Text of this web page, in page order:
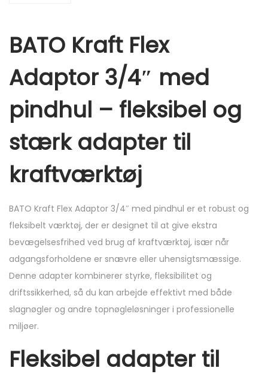
BATO Kraft Flex
Adaptor 3/4″ med
pindhul – fleksibel og
stærk adapter til
kraftværktøj
BATO Kraft Flex Adaptor 3/4″ med pindhul er et robust og
fleksibelt værktøj, der er designet til at give ekstra
bevægelsesfrihed ved brug af kraftværktøj, især når
adgangsforholdene er snævre eller uhensigtsmæssige.
Denne adapter kombinerer styrke, fleksibilitet og
driftssikkerhed, så du kan arbejde effektivt med både
slagnøgler og andre topnøgleløsninger i professionelle
miljøer.
Fleksibel adapter til